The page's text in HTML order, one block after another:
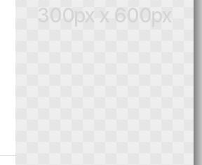
300px x 600px